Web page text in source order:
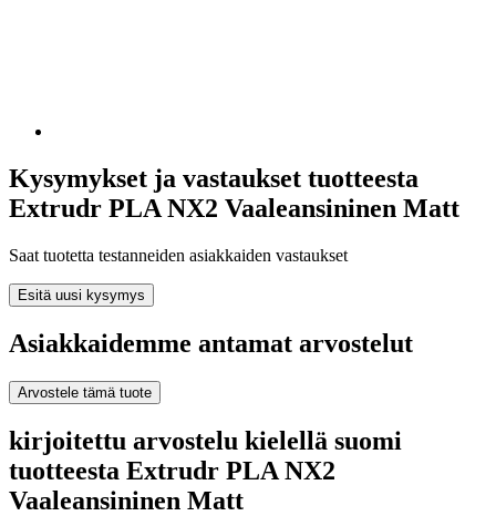
Kysymykset ja vastaukset tuotteesta
Extrudr PLA NX2 Vaaleansininen Matt
Saat tuotetta testanneiden asiakkaiden vastaukset
Esitä uusi kysymys
Asiakkaidemme antamat arvostelut
Arvostele tämä tuote
kirjoitettu arvostelu kielellä suomi
tuotteesta Extrudr PLA NX2
Vaaleansininen Matt